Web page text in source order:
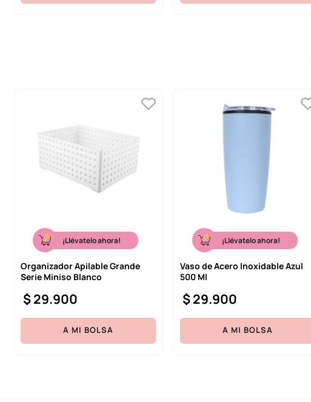
¡Llévatelo ahora!
Organizador Apilable Grande
Serie Miniso Blanco
$29.900
A MI BOLSA
¡Llévatelo ahora!
Vaso de Acero Inoxidable Azul
500 Ml
$29.900
A MI BOLSA